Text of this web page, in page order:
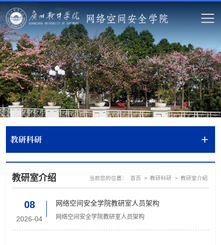
教研科研
教研室介绍 当前您的位置： 首页 > 教研科研 > 教研室介绍
08
2026-04
网络空间安全学院教研室人员架构
网络空间安全学院教研室人员架构